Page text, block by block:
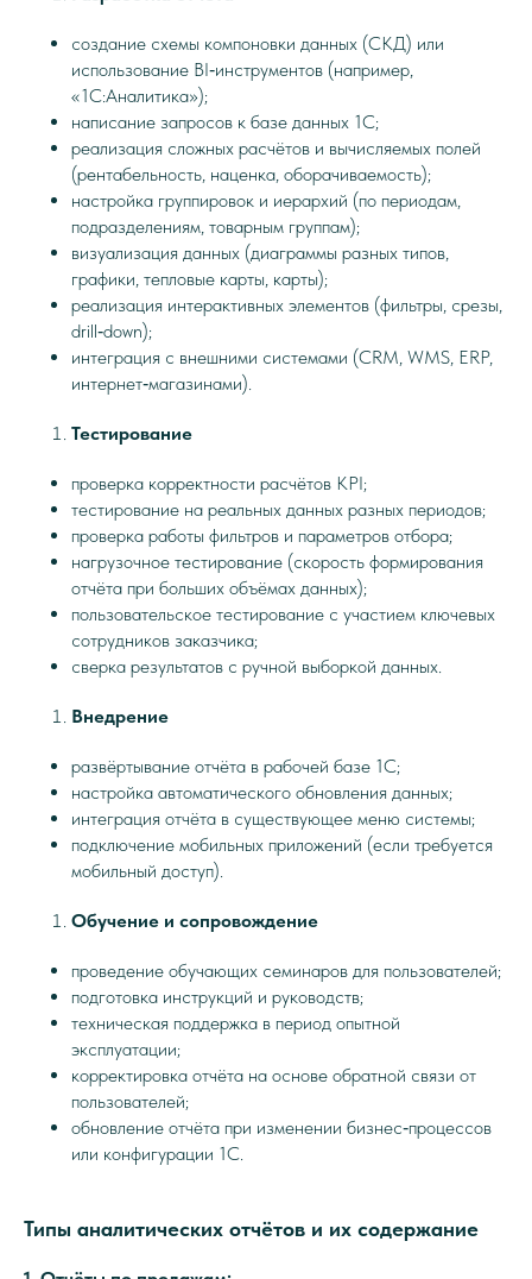
создание схемы компоновки данных (СКД) или
использование BI‑инструментов (например,
«1С:Аналитика»);
написание запросов к базе данных 1С;
реализация сложных расчётов и вычисляемых полей
(рентабельность, наценка, оборачиваемость);
настройка группировок и иерархий (по периодам,
подразделениям, товарным группам);
визуализация данных (диаграммы разных типов,
графики, тепловые карты, карты);
реализация интерактивных элементов (фильтры, срезы,
drill‑down);
интеграция с внешними системами (CRM, WMS, ERP,
интернет‑магазинами).
Тестирование
проверка корректности расчётов KPI;
тестирование на реальных данных разных периодов;
проверка работы фильтров и параметров отбора;
нагрузочное тестирование (скорость формирования
отчёта при больших объёмах данных);
пользовательское тестирование с участием ключевых
сотрудников заказчика;
сверка результатов с ручной выборкой данных.
Внедрение
развёртывание отчёта в рабочей базе 1С;
настройка автоматического обновления данных;
интеграция отчёта в существующее меню системы;
подключение мобильных приложений (если требуется
мобильный доступ).
Обучение и сопровождение
проведение обучающих семинаров для пользователей;
подготовка инструкций и руководств;
техническая поддержка в период опытной
эксплуатации;
корректировка отчёта на основе обратной связи от
пользователей;
обновление отчёта при изменении бизнес‑процессов
или конфигурации 1С.
Типы аналитических отчётов и их содержание